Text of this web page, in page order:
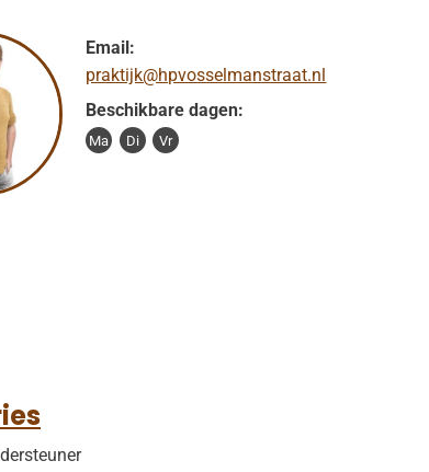
Email:
praktijk@hpvosselmanstraat.nl
Beschikbare dagen:
Ma Di Vr